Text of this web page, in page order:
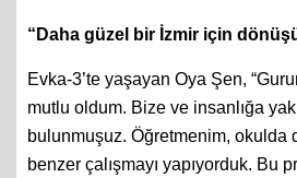
“Daha güzel bir İzmir için
Evka-3’te yaşayan Oya Şen,
mutlu oldum. Bize ve insanlığa
bulunmuşuz. Öğretmenim, okulda
benzer çalışmayı yapıyorduk. Bu